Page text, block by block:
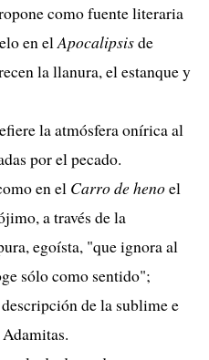
como fuente literaria
en elApocalipsisde
la llanura, el estanque y
la atmósfera onírica al
por el pecado.
en el Carro de henoel
a través de la
egoísta, "que ignora al
sólo como sentido";
de la sublime e